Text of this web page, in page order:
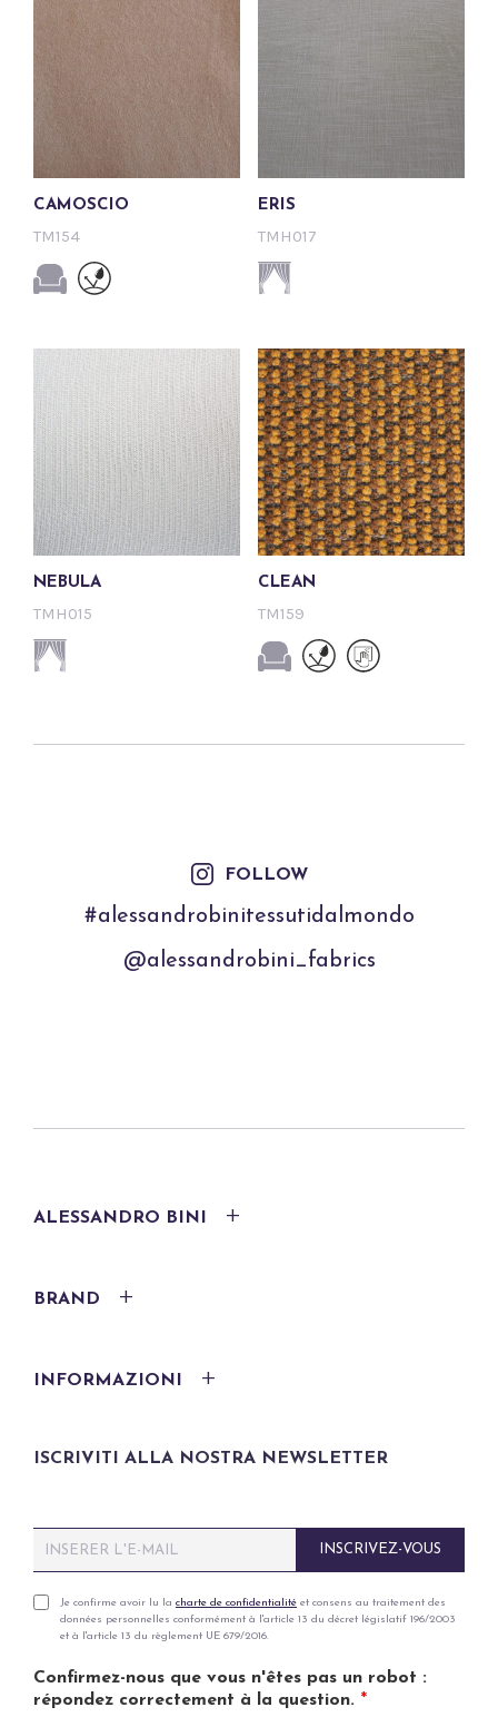
CAMOSCIO
TM154
ERIS
TMH017
NEBULA
TMH015
CLEAN
TM159
FOLLOW
#alessandrobinitessutidalmondo
@alessandrobini_fabrics
ALESSANDRO BINI
BRAND
INFORMAZIONI
ISCRIVITI ALLA NOSTRA NEWSLETTER
m
iP
v
a
Je confirme avoir lu la charte de confidentialité et consens au traitement des
données personnelles conformément à l'article 13 du décret législatif 196/2003
et à l'article 13 du règlement UE 679/2016.
Confirmez-nous que vous n'êtes pas un robot :
répondez correctement à la question. *
INSCRIVEZ-VOUS